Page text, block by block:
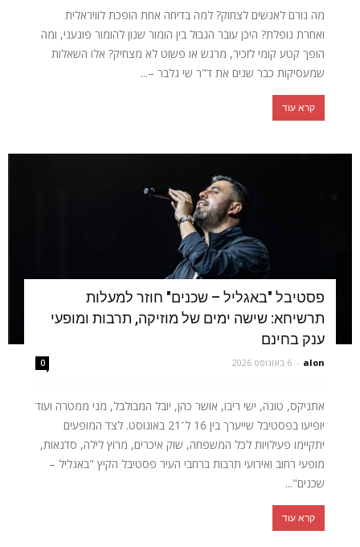
מה גורם לאנשים לצחוק? למה בדיחה אחת הופכת לוויראלית
ואחרת נופלת? היכן עובר הגבול בין הומור שנון להומור פוגעני, ומה
הופך קטע קומי לזכיר, מרגש או פשוט לא מצחיק? אלו השאלות
שמעסיקות כבר שנים את ד"ר שי גלבר –...
קרא עוד
פסטיבל "באגליל – שכנים" חוזר למעלות
תרשיחא: שישה ימים של מוזיקה, תרבות ומופעי
ענק בחינם
alon
- 6 באוגוסט 2026 0
אתניקס, טונה, ישי ריבו, אושר כהן, יובל המבולבל, מני ממטרה ועוד
יופיעו בפסטיבל שייערך בין 16 ל־21 באוגוסט. לצד המופעים
יתקיימו פעילויות לכל המשפחה, שוק איכרים, מרוץ לילה, סדנאות,
מופעי רחוב ואירועי תרבות ברחבי העיר פסטיבל הקיץ "באגליל –
שכנים"...
קרא עוד